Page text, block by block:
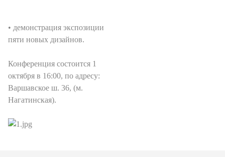
• демонстрация экспозиции
пяти новых дизайнов.
Конференция состоится 1
октября в 16:00, по адресу:
Варшавское ш. 36, (м.
Нагатинская).